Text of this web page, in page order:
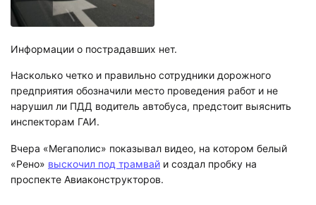
Информации о пострадавших нет.
Насколько четко и правильно сотрудники дорожного
предприятия обозначили место проведения работ и не
нарушил ли ПДД водитель автобуса, предстоит выяснить
инспекторам ГАИ.
Вчера «Мегаполис» показывал видео, на котором белый
«Рено» выскочил под трамвай и создал пробку на
проспекте Авиаконструкторов.